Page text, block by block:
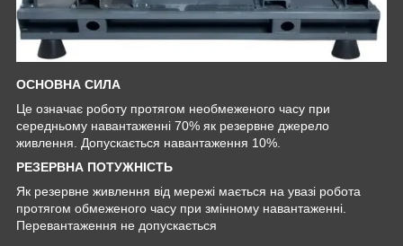
ОСНОВНА СИЛА
Це означає роботу протягом необмеженого часу при
середньому навантаженні 70% як резервне джерело
живлення. Допускається навантаження 10%.
РЕЗЕРВНА ПОТУЖНІСТЬ
Як резервне живлення від мережі мається на увазі робота
протягом обмеженого часу при змінному навантаженні.
Перевантаження не допускається